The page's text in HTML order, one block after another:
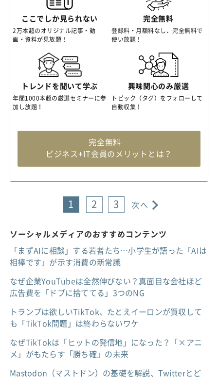
ここでしか見られない
2万本超のオリジナル記事・動
画・資料が見放題！
完全無料
登録料・月額料なし、完全無料で
使い放題！
トレンドを聞いて学ぶ
年間1000本超の厳選セミナーに参
加し放題！
興味関心のみ厳選
トピック（タグ）をフォローして
自動収集！
完全無料
ビジネス+IT会員のメリットとは？
1 2 3 次へ
ソーシャルメディアのおすすめコンテンツ
「まずAIに相談」する若者たち…小学生が語った「AIは
相棒です」が示す消費の新常識
なぜ企業YouTubeは全然伸びない？真面目な会社ほど
広告費を「ドブに捨ててる」3つのNG
トランプは欲しいTikTok、たとえイーロンが買収して
も「TikTok問題」は終わらないワケ
なぜTikTokは「ヒットの発信地」になった？「×アニ
メ」がもたらす「勝ち確」の未来
Mastodon（マストドン）の基礎を解説、Twitterとど